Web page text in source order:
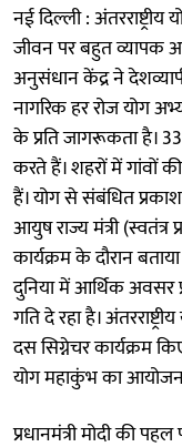
नई दिल्ली :
जीवन पर बहुत व्यापक
अनुसंधान केंद्र ने
नागरिक हर रोज योग
के प्रति जागरूकता है।
करते हैं। शहरों में गांवों
हैं। योग से संबंधित
आयुष राज्य मंत्री (स्वतंत्र
कार्यक्रम के दौरान
दुनिया में आर्थिक अवसर
गति दे रहा है।
दस सिग्नेचर कार्यक्रम
योग महाकुंभ का आयोजन
प्रधानमंत्री मोदी की